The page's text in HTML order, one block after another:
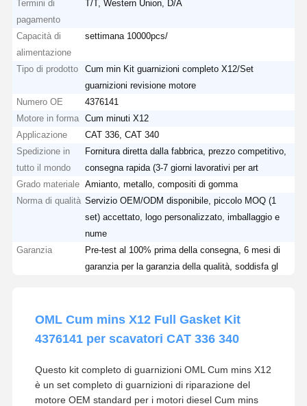
Termini di
pagamento
T/T, Western Union, D/A
Capacità di
alimentazione
settimana 10000pcs/
Tipo di prodotto
Cum min Kit guarnizioni completo X12/Set
guarnizioni revisione motore
Numero OE
4376141
Motore in forma
Cum minuti X12
Applicazione
CAT 336, CAT 340
Spedizione in
tutto il mondo
Fornitura diretta dalla fabbrica, prezzo competitivo,
consegna rapida (3-7 giorni lavorativi per art
Grado materiale Amianto, metallo, compositi di gomma
Norma di qualità Servizio OEM/ODM disponibile, piccolo MOQ (1
set) accettato, logo personalizzato, imballaggio e
nume
Garanzia
Pre-test al 100% prima della consegna, 6 mesi di
garanzia per la garanzia della qualità, soddisfa gl
OML Cum mins X12 Full Gasket Kit
4376141 per scavatori CAT 336 340
Questo kit completo di guarnizioni OML Cum mins X12
è un set completo di guarnizioni di riparazione del
motore OEM standard per i motori diesel Cum mins